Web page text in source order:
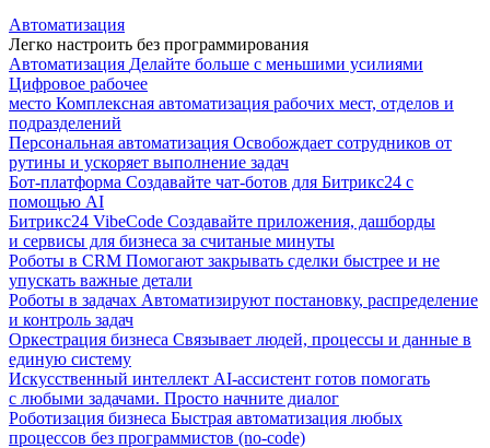
Автоматизация
Легко настроить без программирования
Автоматизация Делайте больше с меньшими усилиями
Цифровое рабочее
место Комплексная автоматизация рабочих мест, отделов и
подразделений
Персональная автоматизация Освобождает сотрудников от
рутины и ускоряет выполнение задач
Бот-платформа Создавайте чат-ботов для Битрикс24 с
помощью AI
Битрикс24 VibeCode Создавайте приложения, дашборды
и сервисы для бизнеса за считаные минуты
Роботы в CRM Помогают закрывать сделки быстрее и не
упускать важные детали
Роботы в задачах Автоматизируют постановку, распределение
и контроль задач
Оркестрация бизнеса Связывает людей, процессы и данные в
единую систему
Искусственный интеллект AI-ассистент готов помогать
с любыми задачами. Просто начните диалог
Роботизация бизнеса Быстрая автоматизация любых
процессов без программистов (no-code)